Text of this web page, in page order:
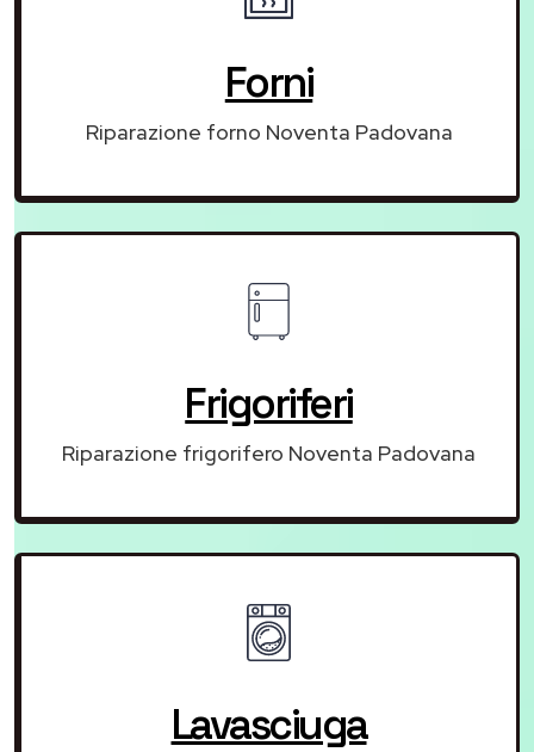
Forni
Riparazione forno Noventa Padovana
Frigoriferi
Riparazione frigorifero Noventa Padovana
Lavasciuga